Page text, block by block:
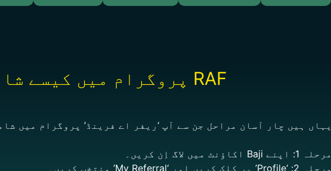
RAF پروگرام میں کیسے شامل ہوں؟
یہاں ہیں چار آسان مراحل جن سے آپ ‘ریفر اے فرینڈ’ پروگرام میں
مرحلہ 1: اپنے Baji اکاؤنٹ میں لاگ اِن کریں۔
مرحلہ 2: ‘Profile’ پر کلک کریں اور ‘My Referral’ منتخب کریں۔